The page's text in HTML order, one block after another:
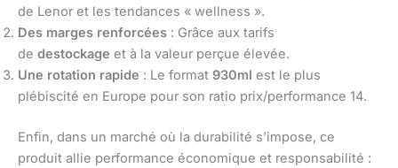
de Lenor et les tendances « wellness ».
Des marges renforcées : Grâce aux tarifs
de destockage et à la valeur perçue élevée.
Une rotation rapide : Le format 930ml est le plus
plébiscité en Europe pour son ratio prix/performance 14.
Enfin, dans un marché où la durabilité s’impose, ce
produit allie performance économique et responsabilité :